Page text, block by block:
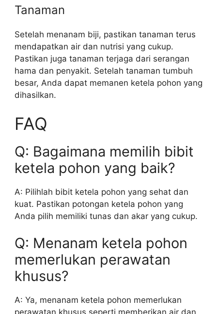
Tanaman
Setelah menanam biji, pastikan tanaman terus
mendapatkan air dan nutrisi yang cukup.
Pastikan juga tanaman terjaga dari serangan
hama dan penyakit. Setelah tanaman tumbuh
besar, Anda dapat memanen ketela pohon yang
dihasilkan.
FAQ
Q: Bagaimana memilih bibit
ketela pohon yang baik?
A: Pilihlah bibit ketela pohon yang sehat dan
kuat. Pastikan potongan ketela pohon yang
Anda pilih memiliki tunas dan akar yang cukup.
Q: Menanam ketela pohon
memerlukan perawatan
khusus?
A: Ya, menanam ketela pohon memerlukan
perawatan khusus seperti memberikan air dan